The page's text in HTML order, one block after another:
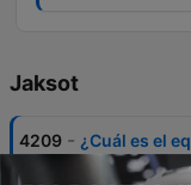
Jaksot
4209 - ¿Cuál es el
Pulso del